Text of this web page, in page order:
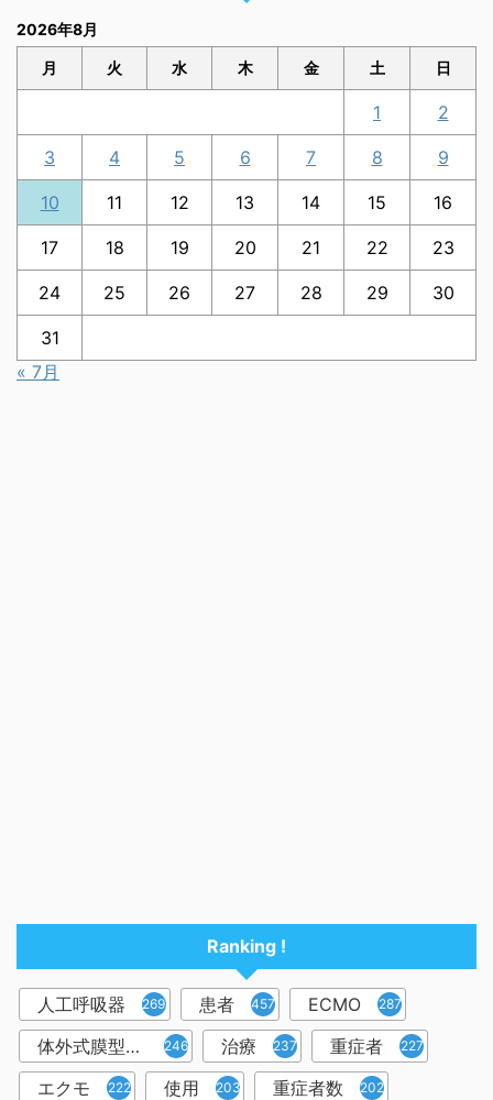
2026年8月
月 火 水 木 金 土 日
1 2
3 4 5 6 7 8 9
10 11 12 13 14 15 16
17 18 19 20 21 22 23
24 25 26 27 28 29 30
31
« 7月
Ranking !
人工呼吸器 2698 患者 457 ECMO 287
体外式膜型人工肺 246 治療 237 重症者 227
エクモ 222 使用 203 重症者数 202